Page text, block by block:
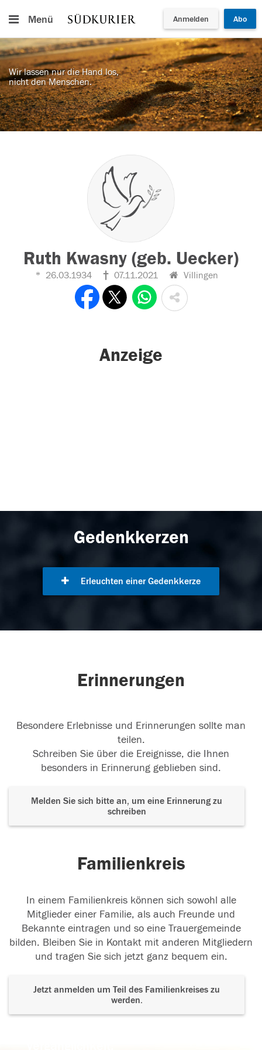
Menü Anmelden Abo
Wir lassen nur die Hand los,
nicht den Menschen.
Ruth Kwasny (geb. Uecker)
26.03.1934 07.11.2021 Villingen
Anzeige
Gedenkkerzen
Erleuchten einer Gedenkkerze
Erinnerungen
Besondere Erlebnisse und Erinnerungen sollte man
teilen.
Schreiben Sie über die Ereignisse, die Ihnen
besonders in Erinnerung geblieben sind.
Melden Sie sich bitte an, um eine Erinnerung zu
schreiben
Familienkreis
In einem Familienkreis können sich sowohl alle
Mitglieder einer Familie, als auch Freunde und
Bekannte eintragen und so eine Trauergemeinde
bilden. Bleiben Sie in Kontakt mit anderen Mitgliedern
und tragen Sie sich jetzt ganz bequem ein.
Jetzt anmelden um Teil des Familienkreises zu
werden.